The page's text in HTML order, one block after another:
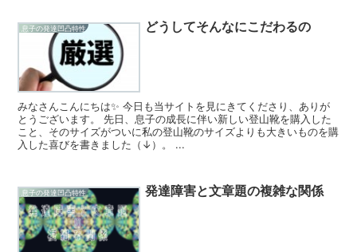
息子の発達凹凸特性 どうしてそんなにこだわるの
みなさんこんにちは✨ 今日も当サイトを見にきてくださり、ありが
とうございます。 先日、息子の成長に伴い新しい登山靴を購入した
こと、そのサイズがついに私の登山靴のサイズよりも大きいものを購
入した喜びを書きました（↓）。 ...
息子の発達凹凸特性 発達障害と文章題の複雑な関係